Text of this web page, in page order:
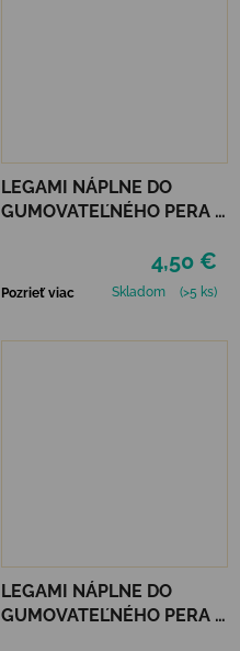
LEGAMI NÁPLNE DO
GUMOVATEĽNÉHO PERA 3
4,50 €
Pozrieť viac Skladom (>5 ks)
LEGAMI NÁPLNE DO
GUMOVATEĽNÉHO PERA 3